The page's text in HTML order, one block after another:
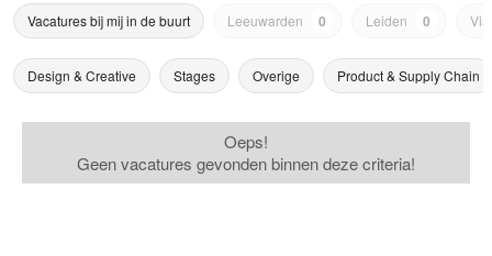
Vacatures bij mij in de buurt Leeuwarden 0 Leiden 0
Design & Creative Stages Overige Product & Supply Chain
Oeps!
Geen vacatures gevonden binnen deze criteria!